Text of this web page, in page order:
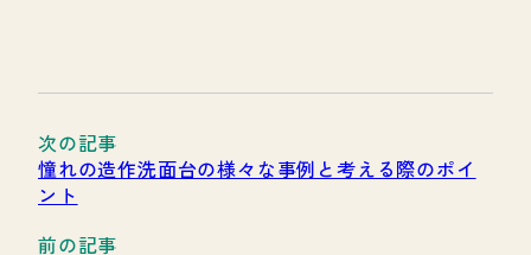
憧れの造作洗面台の様々な事例と考える際のポイ
ント